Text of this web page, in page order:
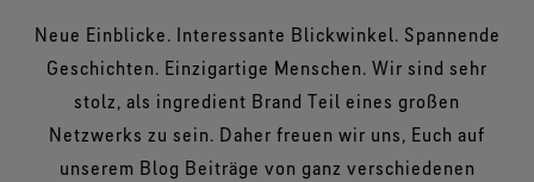
Neue Einblicke. Interessante Blickwinkel. Spannende
Geschichten. Einzigartige Menschen. Wir sind sehr
stolz, als ingredient Brand Teil eines großen
Netzwerks zu sein. Daher freuen wir uns, Euch auf
unserem Blog Beiträge von ganz verschiedenen